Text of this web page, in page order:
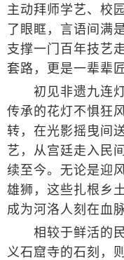
主动拜师学艺、校
了眼眶，言语间满
支撑一门百年技艺
套路，更是一辈辈
初见非遗九连灯
传承的花灯不惧狂
转，在光影摇曳间
艺，从宫廷走入民
续至今。无论是迎
雄狮，这些扎根乡
成为河洛人刻在血
相较于鲜活的民
义石窟寺的石刻，